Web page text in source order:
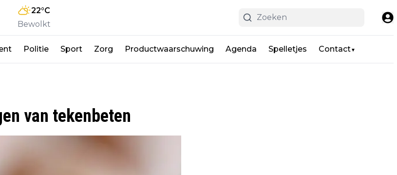
22°C
Bewolkt
Politie Sport Zorg Productwaarschuwing Agenda Spelletjes Contact▼
van tekenbeten